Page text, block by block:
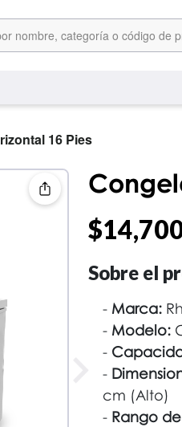
16 Pies
$
Sobre el
Marca:
Modelo:
cm (Alto)
Rango